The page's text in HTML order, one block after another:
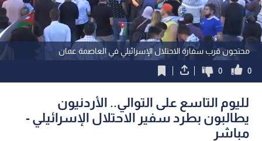
محتجون قرب سفارة الاحتلال الإسرائيلي في العاصمة عمان
0
0
لليوم التاسع على التوالي.. الأردنيون
يطالبون بطرد سفير الاحتلال الإسرائيلي -
مباشر